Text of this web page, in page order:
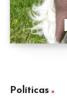
Políticas